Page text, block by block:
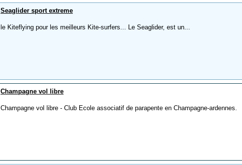
Seaglider sport extreme
le Kiteflying pour les meilleurs Kite-surfers... Le Seaglider, est un...
Champagne vol libre
Champagne vol libre - Club Ecole associatif de parapente en Champagne-ardennes.